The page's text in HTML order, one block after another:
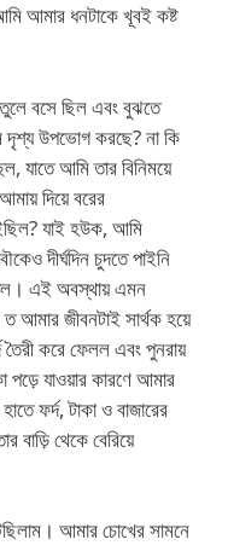
আমার ধনটাকে খূবই কষ্ট
বসে ছিল এবং বুঝতে
দৃশ্য উপভোগ করছে? না কি
যাতে আমি তার বিনিময়ে
দিয়ে বরের
যাই হউক, আমি
দীর্ঘদিন চুদতে পাইনি
এই অবস্থায় এমন
আমার জীবনটাই সার্থক হয়ে
তৈরী করে ফেলল এবং পুনরায়
পড়ে যাওয়ার কারণে আমার
ফর্দ, টাকা ও বাজারের
বাড়ি থেকে বেরিয়ে
আমার চোখের সামনে